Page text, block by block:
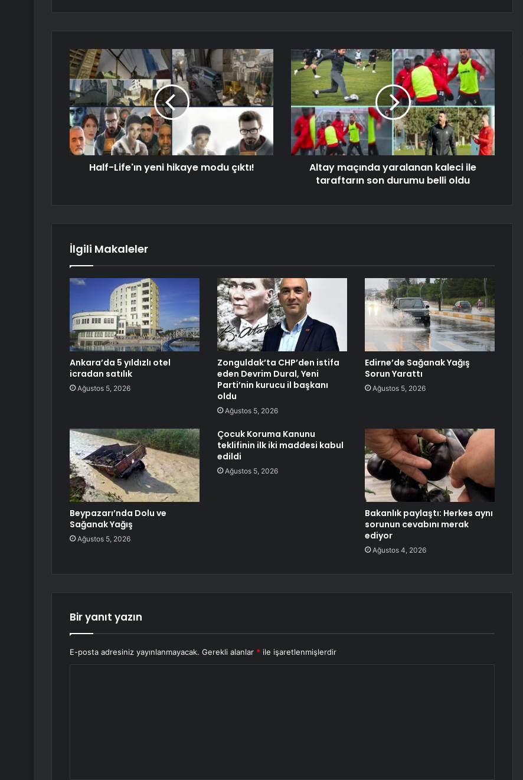
Half-Life'ın yeni hikaye modu çıktı!
Altay maçında yaralanan kaleci ile
taraftarın son durumu belli oldu
İlgili Makaleler
Ankara’da 5 yıldızlı otel
icradan satılık
Ağustos 5, 2026
Zonguldak’ta CHP’den istifa
eden Devrim Dural, Yeni
Parti’nin kurucu il başkanı
oldu
Ağustos 5, 2026
Edirne’de Sağanak Yağış
Sorun Yarattı
Ağustos 5, 2026
Beypazarı’nda Dolu ve
Sağanak Yağış
Ağustos 5, 2026
Çocuk Koruma Kanunu
teklifinin ilk iki maddesi kabul
edildi
Ağustos 5, 2026
Bakanlık paylaştı: Herkes aynı
sorunun cevabını merak
ediyor
Ağustos 4, 2026
Bir yanıt yazın
E-posta adresiniz yayınlanmayacak. Gerekli alanlar * ile işaretlenmişlerdir